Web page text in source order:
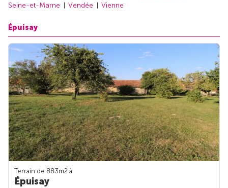
Seine-et-Marne
Vendée Vienne
Épuisay
Terrain de 883m2 à
Épuisay